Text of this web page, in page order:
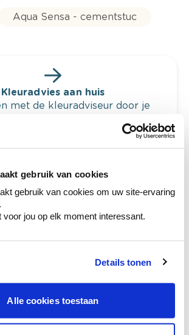
gebruik van cookies
gebruik van cookies om uw site-ervaring
voor jou op elk moment interessant.
Details tonen
Alle cookies toestaan
Aqua Sensa - cementstuc
Kleuradvies aan huis
met de kleuradviseur door je
op basis van de lichtinval
een technologische check-up
je kleur in de winkel
de bijhorende tinten om je kleur